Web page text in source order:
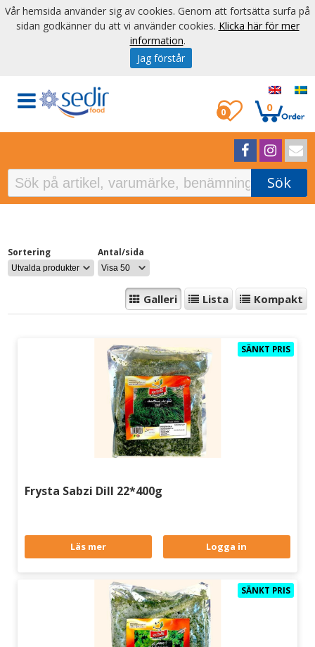
0
0
Sök
Sortering Antal/sida
Galleri Lista Kompakt
SÄNKT PRIS
Frysta Sabzi Dill 22*400g
Läs mer Logga in
SÄNKT PRIS
Vår hemsida använder sig av cookies. Genom att fortsätta surfa på
sidan godkänner du att vi använder cookies. Klicka här för mer
information.
Jag förstår